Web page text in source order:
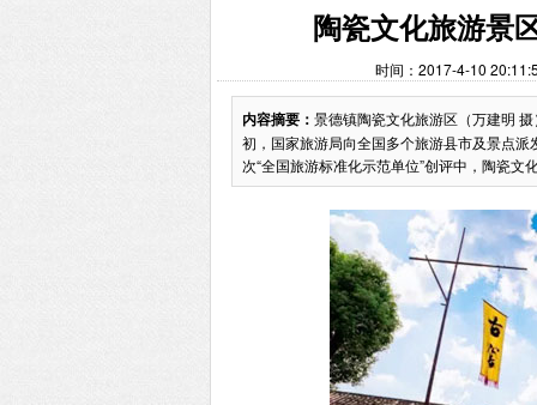
陶瓷文化旅游景
时间：2017-4-10
内容摘要： 景德镇陶瓷文化旅游区（万建明
初，国家旅游局向全国多个旅游县市及景点
次“全国旅游标准化示范单位”创评中，陶瓷文